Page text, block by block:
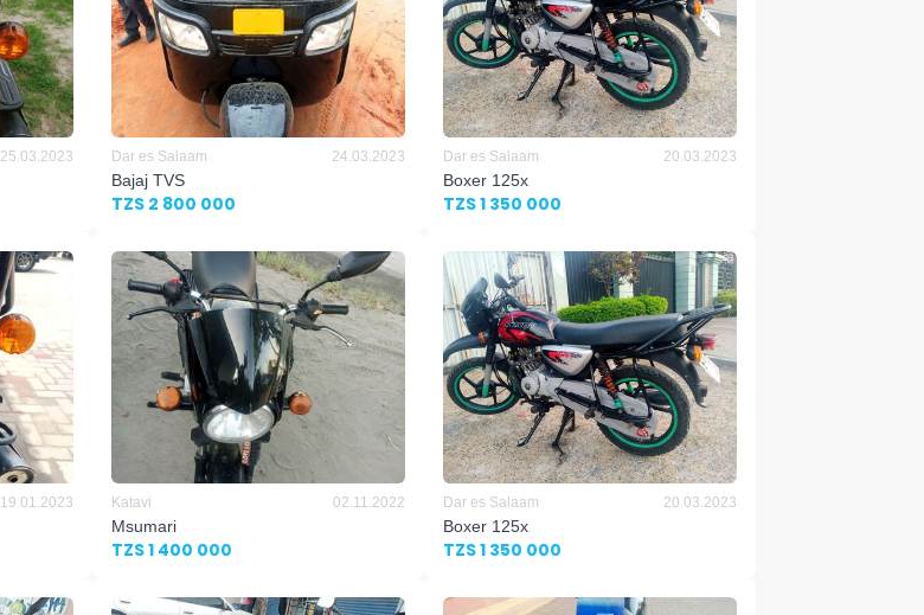
25.03.2023 Dar es Salaam 24.03.2023
Bajaj TVS
TZS 2 800 000
Dar es Salaam 20.03.2023
Boxer 125x
TZS 1 350 000
19.01.2023 Katavi 02.11.2022
Msumari
TZS 1 400 000
Dar es Salaam 20.03.2023
Boxer 125x
TZS 1 350 000